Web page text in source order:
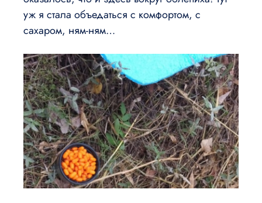
уж я стала объедаться с комфортом, с
сахаром, ням-ням…